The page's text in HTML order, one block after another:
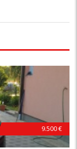
9.500 €